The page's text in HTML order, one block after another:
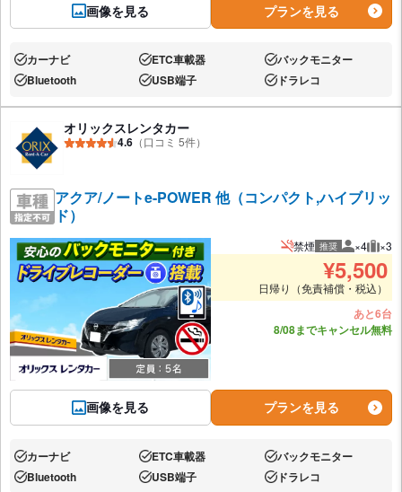
画像を見る プランを見る
あり:カーナビ あり:ETC車載器 あり:バックモニター
あり:Bluetooth あり:USB端子 あり:ドラレコ
オリックスレンタカー
4.6 （口コミ 5件）
アクア/ノートe-POWER 他（コンパクト,ハイブリッ
ド）
画像を見る
禁煙 推奨 推奨人数
×4 推
×3
¥5,500
日帰り（免責補償・税込）
あと6台
8/08までキャンセル無料
プランを見る
あり:カーナビ あり:ETC車載器 あり:バックモニター
あり:Bluetooth あり:USB端子 あり:ドラレコ